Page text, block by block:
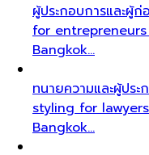
ผู้ประกอบการและผู้
for
Bangkok…
ทนายความและผู้ปร
styling for
Bangkok…